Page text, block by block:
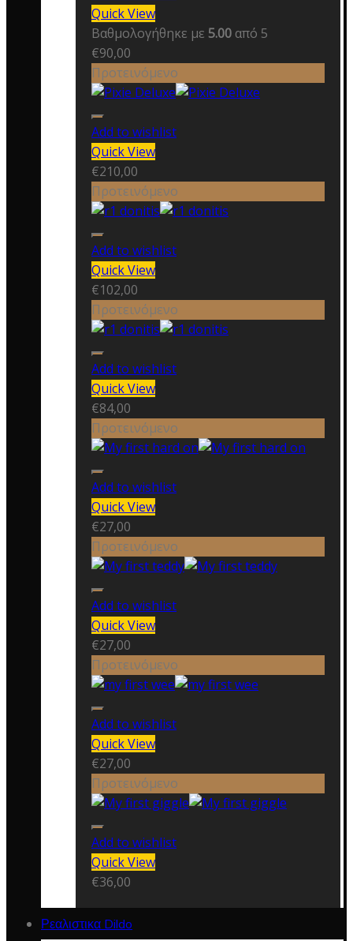
Quick View
Βαθμολογήθηκε με 5.00 από 5
€90,00
Προτεινόμενο
Add to wishlist
Quick View
€210,00
Προτεινόμενο
Add to wishlist
Quick View
€102,00
Προτεινόμενο
Add to wishlist
Quick View
€84,00
Προτεινόμενο
Add to wishlist
Quick View
€27,00
Προτεινόμενο
Add to wishlist
Quick View
€27,00
Προτεινόμενο
Add to wishlist
Quick View
€27,00
Προτεινόμενο
Add to wishlist
Quick View
€36,00
Ρεαλιστικα Dildo